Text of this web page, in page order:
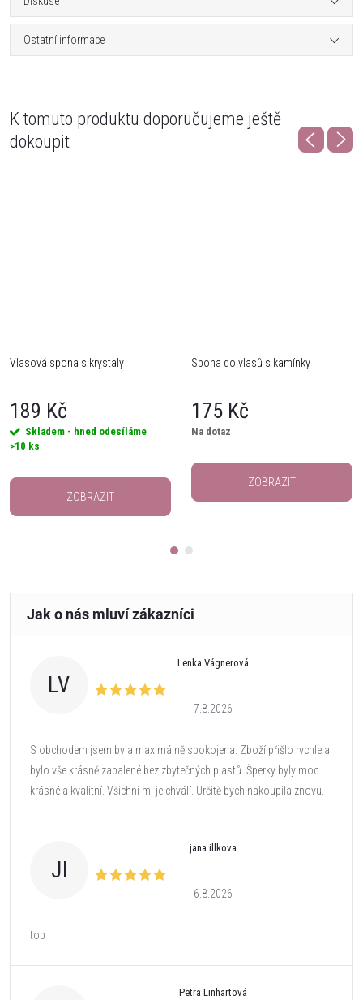
Ostatní informace
K tomuto produktu doporučujeme ještě
dokoupit
Vlasová spona s krystaly
189 Kč
Skladem - hned odesíláme
>10 ks
ZOBRAZIT
Spona do vlasů s kamínky
175 Kč
Na dotaz
ZOBRAZIT
LV
Lenka Vágnerová
7.8.2026
S obchodem jsem byla maximálně spokojena. Zboží přišlo rychle a
bylo vše krásně zabalené bez zbytečných plastů. Šperky byly moc
krásné a kvalitní. Všichni mi je chválí. Určitě bych nakoupila znovu.
JI
jana illkova
6.8.2026
top
Petra Linhartová